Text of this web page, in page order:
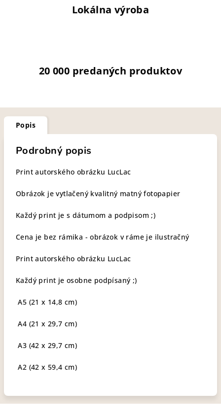
Lokálna výroba
20 000 predaných produktov
Popis
Podrobný popis
Print autorského obrázku LucLac
Obrázok je vytlačený kvalitný matný fotopapier
Každý print je s dátumom a podpisom ;)
Cena je bez rámika - obrázok v ráme je ilustračný
Print autorského obrázku LucLac
Každý print je osobne podpísaný ;)
A5 (21 x 14,8 cm)
A4 (21 x 29,7 cm)
A3 (42 x 29,7 cm)
A2 (42 x 59,4 cm)